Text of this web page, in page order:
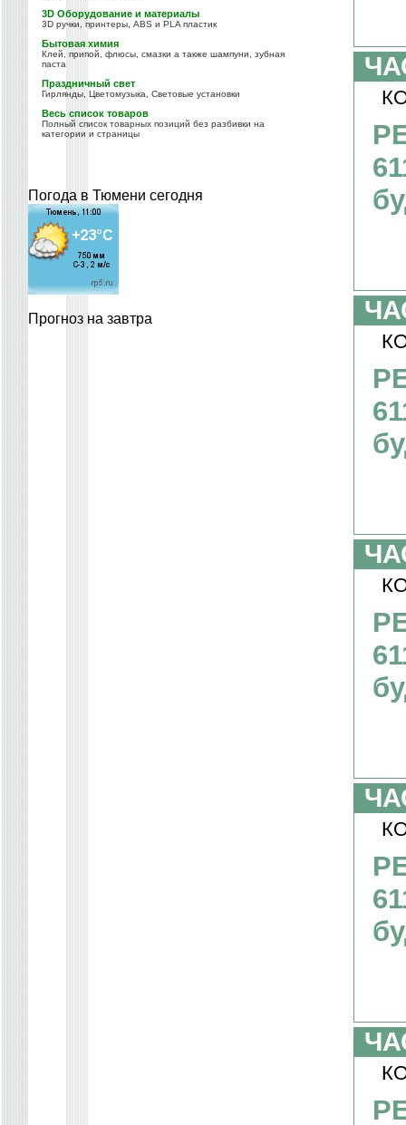
3D Оборудование и материалы
3D ручки, принтеры, ABS и PLA пластик
Бытовая химия
Клей, припой, флюсы, смазки а также шампуни, зубная
паста
Праздничный свет
Гирлянды, Цветомузыка, Световые установки
Весь список товаров
Полный список товарных позиций без разбивки на
категории и страницы
Погода в Тюмени сегодня
Прогноз на завтра